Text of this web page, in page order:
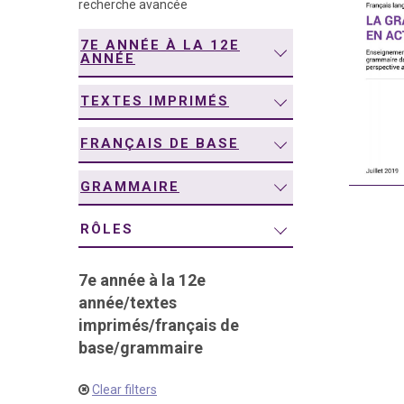
recherche avancée
7E ANNÉE À LA 12E
ANNÉE
TEXTES IMPRIMÉS
FRANÇAIS DE BASE
GRAMMAIRE
RÔLES
7e année à la 12e
année/textes
imprimés/français de
base/grammaire
Clear filters